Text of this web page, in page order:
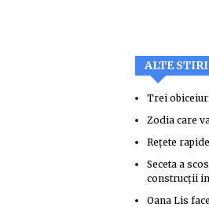
ALTE
Trei
Zodia care
Rețete
Seceta a
construcții
Oana Lis